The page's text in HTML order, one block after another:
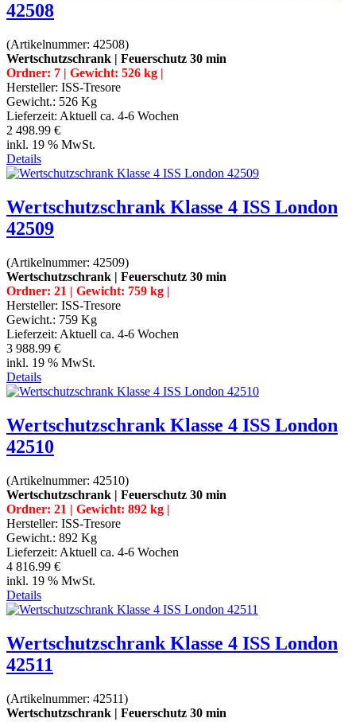
42508
(Artikelnummer: 42508)
Wertschutzschrank | Feuerschutz 30 min
Ordner: 7 | Gewicht: 526 kg |
Hersteller: ISS-Tresore
Gewicht.: 526 Kg
Lieferzeit: Aktuell ca. 4-6 Wochen
2 498.99 €
inkl. 19 % MwSt.
Details
Wertschutzschrank Klasse 4 ISS London
42509
(Artikelnummer: 42509)
Wertschutzschrank | Feuerschutz 30 min
Ordner: 21 | Gewicht: 759 kg |
Hersteller: ISS-Tresore
Gewicht.: 759 Kg
Lieferzeit: Aktuell ca. 4-6 Wochen
3 988.99 €
inkl. 19 % MwSt.
Details
Wertschutzschrank Klasse 4 ISS London
42510
(Artikelnummer: 42510)
Wertschutzschrank | Feuerschutz 30 min
Ordner: 21 | Gewicht: 892 kg |
Hersteller: ISS-Tresore
Gewicht.: 892 Kg
Lieferzeit: Aktuell ca. 4-6 Wochen
4 816.99 €
inkl. 19 % MwSt.
Details
Wertschutzschrank Klasse 4 ISS London
42511
(Artikelnummer: 42511)
Wertschutzschrank | Feuerschutz 30 min